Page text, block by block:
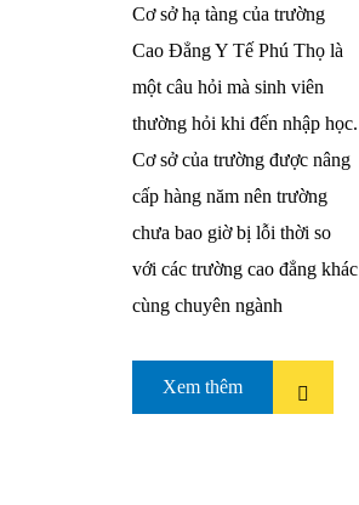
Cơ sở hạ tàng của trường
Cao Đẳng Y Tế Phú Thọ là
một câu hỏi mà sinh viên
thường hỏi khi đến nhập học.
Cơ sở của trường được nâng
cấp hàng năm nên trường
chưa bao giờ bị lỗi thời so
với các trường cao đẳng khác
cùng chuyên ngành
Xem thêm